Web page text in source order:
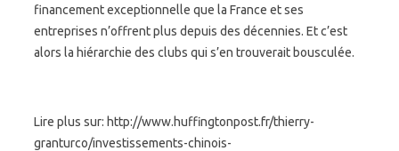
financement exceptionnelle que la France et ses
entreprises n’offrent plus depuis des décennies. Et c’est
alors la hiérarchie des clubs qui s’en trouverait bousculée.
Lire plus sur: http://www.huffingtonpost.fr/thierry-
granturco/investissements-chinois-